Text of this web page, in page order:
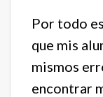
Por todo
que mis
mismos
encontrar